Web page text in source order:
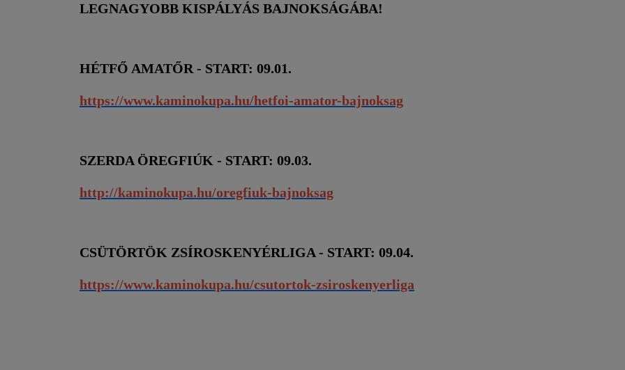
LEGNAGYOBB KISPÁLYÁS BAJNOKSÁGÁBA!
HÉTFŐ AMATŐR - START: 09.01.
https://www.kaminokupa.hu/hetfoi-amator-bajnoksag
SZERDA ÖREGFIÚK - START: 09.03.
http://kaminokupa.hu/oregfiuk-bajnoksag
CSÜTÖRTÖK ZSÍROSKENYÉRLIGA - START: 09.04.
https://www.kaminokupa.hu/csutortok-zsiroskenyerliga